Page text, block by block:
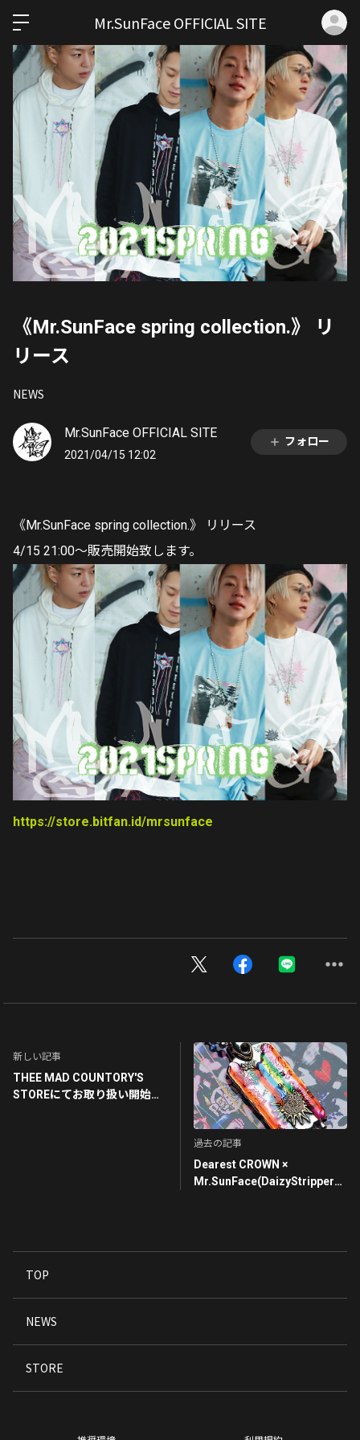
Mr.SunFace OFFICIAL SITE
《Mr.SunFace spring collection.》 リ
リース
NEWS
Mr.SunFace OFFICIAL SITE
2021/04/15 12:02
フォロー
《Mr.SunFace spring collection.》 リリース
4/15 21:00〜販売開始致します。
https://store.bitfan.id/mrsunface
新しい記事
THEE MAD COUNTORY'S
STOREにてお取り扱い開始の
過去の記事
Dearest CROWN ×
Mr.SunFace(DaizyStripperま
TOP
NEWS
STORE